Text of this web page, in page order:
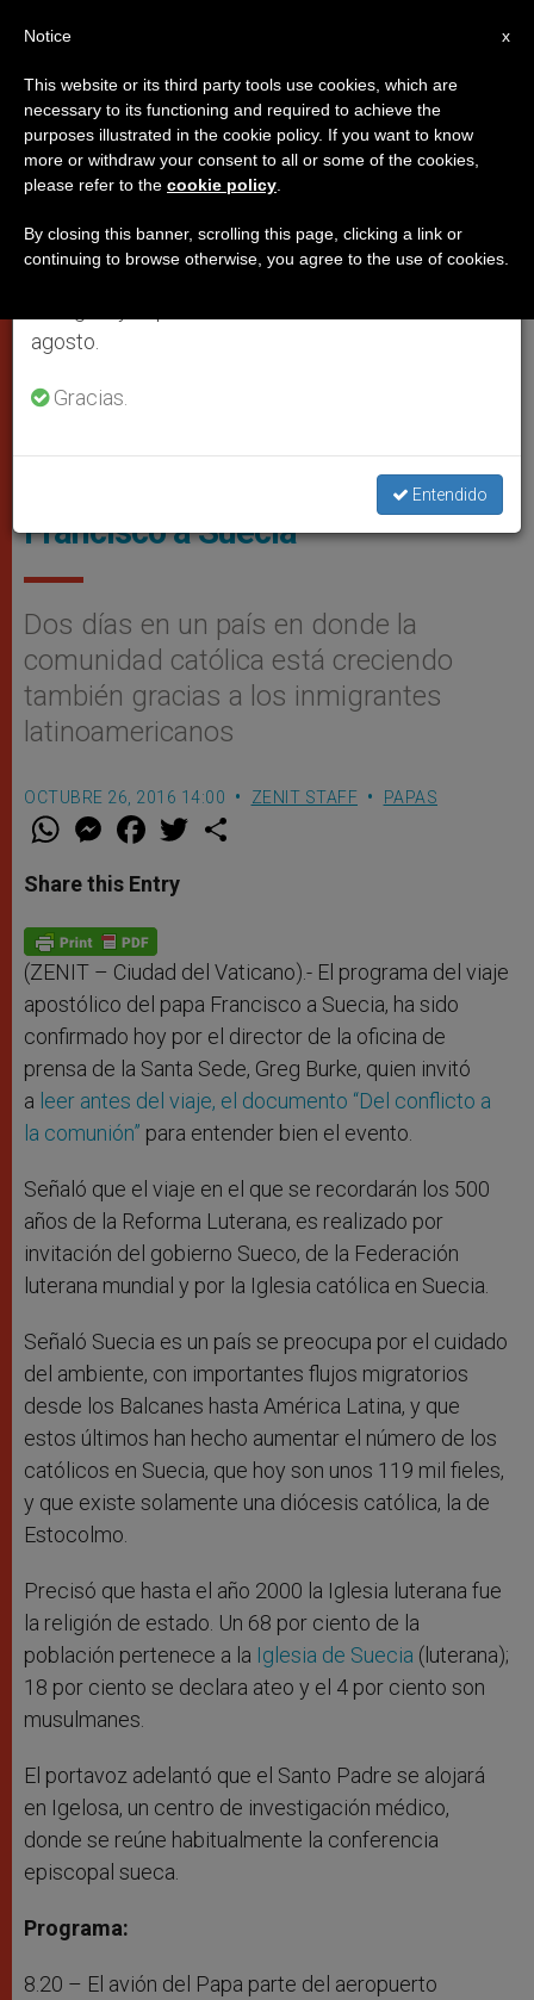
PAPAS
Programa del viaje del papa
Francisco a Suecia
Dos días en un país en donde la
comunidad católica está creciendo
también gracias a los inmigrantes
latinoamericanos
OCTUBRE 26, 2016 14:00 ZENIT STAFF PAPAS
W
t
s
p
p
M
e
s
e
g
e
F
a
e
b
o
k
w
Share this Entry
(ZENIT – Ciudad del Vaticano).- El programa del viaje
apostólico del papa Francisco a Suecia, ha sido
confirmado hoy por el director de la oficina de
prensa de la Santa Sede, Greg Burke, quien invitó
a leer antes del viaje, el documento “Del conflicto a
la comunión” para entender bien el evento.
Señaló que el viaje en el que se recordarán los 500
años de la Reforma Luterana, es realizado por
invitación del gobierno Sueco, de la Federación
luterana mundial y por la Iglesia católica en Suecia.
Señaló Suecia es un país se preocupa por el cuidado
del ambiente, con importantes flujos migratorios
desde los Balcanes hasta América Latina, y que
estos últimos han hecho aumentar el número de los
católicos en Suecia, que hoy son unos 119 mil fieles,
y que existe solamente una diócesis católica, la de
Estocolmo.
Precisó que hasta el año 2000 la Iglesia luterana fue
la religión de estado. Un 68 por ciento de la
población pertenece a la Iglesia de Suecia (luterana);
18 por ciento se declara ateo y el 4 por ciento son
musulmanes.
El portavoz adelantó que el Santo Padre se alojará
en Igelosa, un centro de investigación médico,
donde se reúne habitualmente la conferencia
episcopal sueca.
Programa:
8.20 – El avión del Papa parte del aeropuerto
×
Aviso importante
Del 27 de julio al 7 de agosto haremos la pausa
anual, aprovechando que en el periodo de verano
se generan menos informaciones y también el
agosto.
Gracias.
Entendido
x
Notice
This website or its third party tools use cookies, which are
necessary to its functioning and required to achieve the
purposes illustrated in the cookie policy. If you want to know
more or withdraw your consent to all or some of the cookies,
please refer to the cookie policy
By closing this banner, scrolling this page, clicking a link or
continuing to browse otherwise, you agree to the use of cookies.